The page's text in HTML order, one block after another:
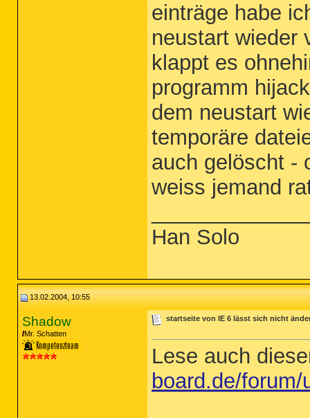
einträge habe
neustart wieder
klappt es
programm
dem neustart
temporäre
auch gelöscht -
weiss jemand
Han Solo
13.02.2004, 10:55
Shadow
Mr. Schatten
startseite von IE 6 lässt sich nicht
Lese auch
board.de/